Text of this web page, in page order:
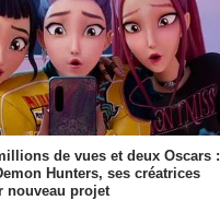
de vues et deux Oscars :
Hunters, ses créatrices
nouveau projet